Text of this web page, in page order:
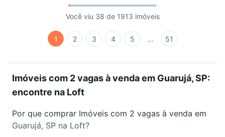
Você viu 38 de 1913 imóveis
1 2 3 4 5 ... 51
Imóveis com 2 vagas à venda em Guarujá, SP:
encontre na Loft
Por que comprar Imóveis com 2 vagas à venda em
Guarujá, SP na Loft?